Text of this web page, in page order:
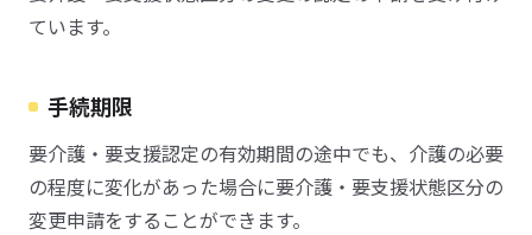
ています。
手続期限
要介護・要支援認定の有効期間の途中でも、介護の必要
の程度に変化があった場合に要介護・要支援状態区分の
変更申請をすることができます。